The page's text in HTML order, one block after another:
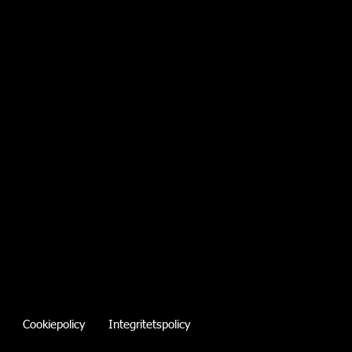
Cookiepolicy Integritetspolicy